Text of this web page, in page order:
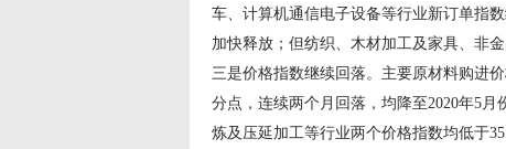
车、计算机通信电子设备等行业新订单指
加快释放；但纺织、木材加工及家具、非
三是价格指数继续回落。主要原材料购进
分点，连续两个月回落，均降至2020年5
炼及压延加工等行业两个价格指数均低于